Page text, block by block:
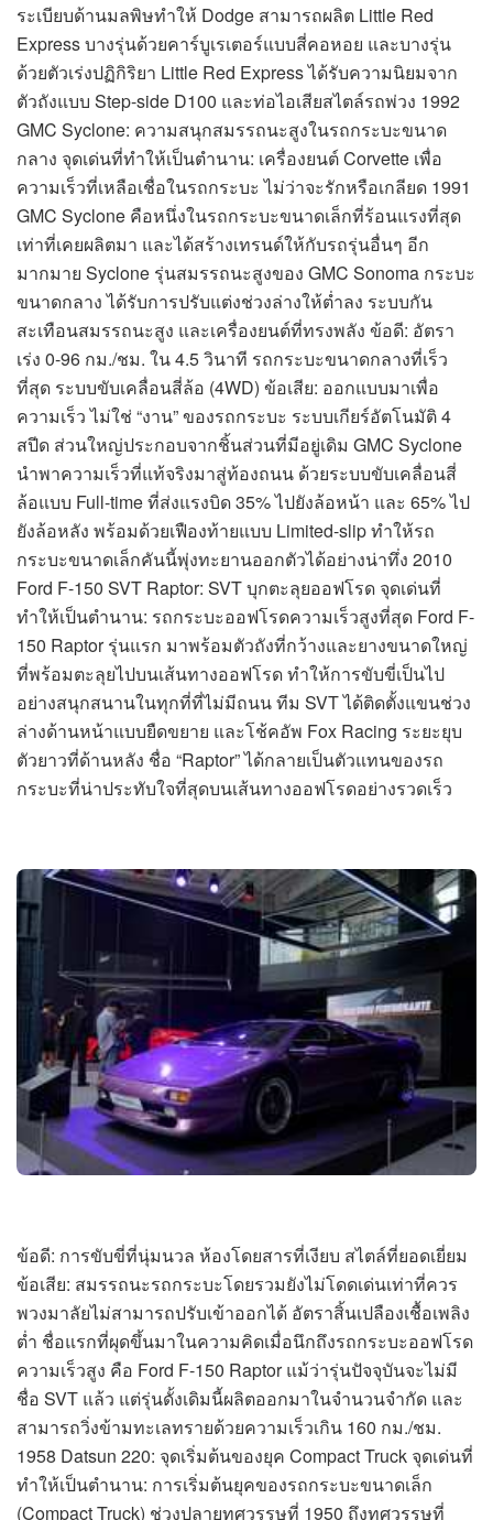
ระเบียบด้านมลพิษทำให้ Dodge สามารถผลิต Little Red
Express บางรุ่นด้วยคาร์บูเรเตอร์แบบสี่คอหอย และบางรุ่น
ด้วยตัวเร่งปฏิกิริยา Little Red Express ได้รับความนิยมจาก
ตัวถังแบบ Step-side D100 และท่อไอเสียสไตล์รถพ่วง 1992
GMC Syclone: ความสนุกสมรรถนะสูงในรถกระบะขนาด
กลาง จุดเด่นที่ทำให้เป็นตำนาน: เครื่องยนต์ Corvette เพื่อ
ความเร็วที่เหลือเชื่อในรถกระบะ ไม่ว่าจะรักหรือเกลียด 1991
GMC Syclone คือหนึ่งในรถกระบะขนาดเล็กที่ร้อนแรงที่สุด
เท่าที่เคยผลิตมา และได้สร้างเทรนด์ให้กับรถรุ่นอื่นๆ อีก
มากมาย Syclone รุ่นสมรรถนะสูงของ GMC Sonoma กระบะ
ขนาดกลาง ได้รับการปรับแต่งช่วงล่างให้ต่ำลง ระบบกัน
สะเทือนสมรรถนะสูง และเครื่องยนต์ที่ทรงพลัง ข้อดี: อัตรา
เร่ง 0-96 กม./ชม. ใน 4.5 วินาที รถกระบะขนาดกลางที่เร็ว
ที่สุด ระบบขับเคลื่อนสี่ล้อ (4WD) ข้อเสีย: ออกแบบมาเพื่อ
ความเร็ว ไม่ใช่ “งาน” ของรถกระบะ ระบบเกียร์อัตโนมัติ 4
สปีด ส่วนใหญ่ประกอบจากชิ้นส่วนที่มีอยู่เดิม GMC Syclone
นำพาความเร็วที่แท้จริงมาสู่ท้องถนน ด้วยระบบขับเคลื่อนสี่
ล้อแบบ Full-time ที่ส่งแรงบิด 35% ไปยังล้อหน้า และ 65% ไป
ยังล้อหลัง พร้อมด้วยเฟืองท้ายแบบ Limited-slip ทำให้รถ
กระบะขนาดเล็กคันนี้พุ่งทะยานออกตัวได้อย่างน่าทึ่ง 2010
Ford F-150 SVT Raptor: SVT บุกตะลุยออฟโรด จุดเด่นที่
ทำให้เป็นตำนาน: รถกระบะออฟโรดความเร็วสูงที่สุด Ford F-
150 Raptor รุ่นแรก มาพร้อมตัวถังที่กว้างและยางขนาดใหญ่
ที่พร้อมตะลุยไปบนเส้นทางออฟโรด ทำให้การขับขี่เป็นไป
อย่างสนุกสนานในทุกที่ที่ไม่มีถนน ทีม SVT ได้ติดตั้งแขนช่วง
ล่างด้านหน้าแบบยืดขยาย และโช้คอัพ Fox Racing ระยะยุบ
ตัวยาวที่ด้านหลัง ชื่อ “Raptor” ได้กลายเป็นตัวแทนของรถ
กระบะที่น่าประทับใจที่สุดบนเส้นทางออฟโรดอย่างรวดเร็ว
ข้อดี: การขับขี่ที่นุ่มนวล ห้องโดยสารที่เงียบ สไตล์ที่ยอดเยี่ยม
ข้อเสีย: สมรรถนะรถกระบะโดยรวมยังไม่โดดเด่นเท่าที่ควร
พวงมาลัยไม่สามารถปรับเข้าออกได้ อัตราสิ้นเปลืองเชื้อเพลิง
ต่ำ ชื่อแรกที่ผุดขึ้นมาในความคิดเมื่อนึกถึงรถกระบะออฟโรด
ความเร็วสูง คือ Ford F-150 Raptor แม้ว่ารุ่นปัจจุบันจะไม่มี
ชื่อ SVT แล้ว แต่รุ่นดั้งเดิมนี้ผลิตออกมาในจำนวนจำกัด และ
สามารถวิ่งข้ามทะเลทรายด้วยความเร็วเกิน 160 กม./ชม.
1958 Datsun 220: จุดเริ่มต้นของยุค Compact Truck จุดเด่นที่
ทำให้เป็นตำนาน: การเริ่มต้นยุคของรถกระบะขนาดเล็ก
(Compact Truck) ช่วงปลายทศวรรษที่ 1950 ถึงทศวรรษที่